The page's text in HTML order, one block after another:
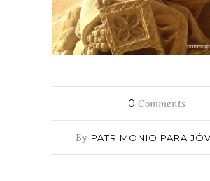
0 Comments
By PATRIMONIO PARA